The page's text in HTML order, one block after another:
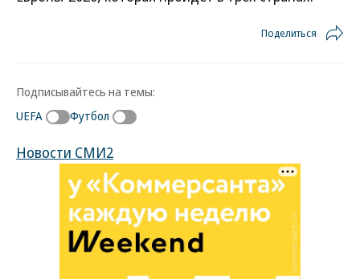
Поделиться
Подписывайтесь на темы:
UEFA
Футбол
Новости СМИ2